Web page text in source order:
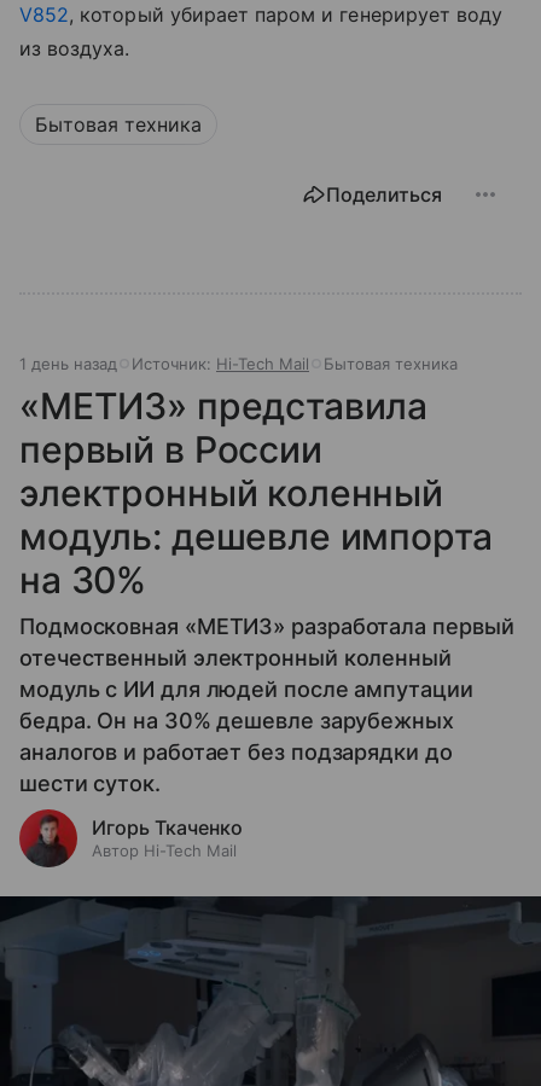
V852, который убирает паром и генерирует воду
из воздуха.
Бытовая техника
Поделиться
1 день назад Источник: Hi-Tech Mail Бытовая техника
«МЕТИЗ» представила
первый в России
электронный коленный
модуль: дешевле импорта
на 30%
Подмосковная «МЕТИЗ» разработала первый
отечественный электронный коленный
модуль с ИИ для людей после ампутации
бедра. Он на 30% дешевле зарубежных
аналогов и работает без подзарядки до
шести суток.
Игорь Ткаченко
Автор Hi-Tech Mail